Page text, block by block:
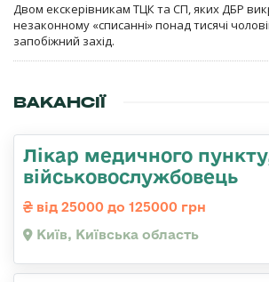
Двом екскерівникам ТЦК та СП, яких ДБР
незаконному «списанні» понад тисячі
запобіжний захід.
ВАКАНСІЇ
Лікар медичного
військовослужбовець
від 25000 до 125000 грн
Київ, Київська область